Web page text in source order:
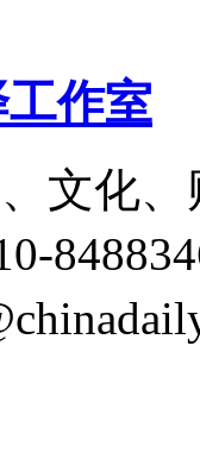
作室
文化